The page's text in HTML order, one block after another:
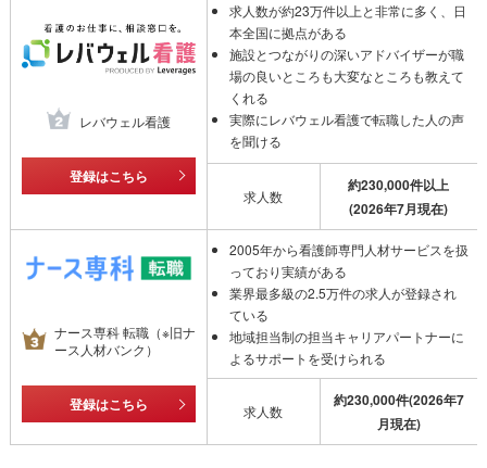
レバウェル看護
登録はこちら
求人数が約23万件以上と非常に多く、日
本全国に拠点がある
施設とつながりの深いアドバイザーが職
場の良いところも大変なところも教えて
くれる
実際にレバウェル看護で転職した人の声
を聞ける
求人数
約230,000件以上
(2026年7月現在)
ナース専科 転職（※旧ナ
ース人材バンク）
登録はこちら
2005年から看護師専門人材サービスを扱
っており実績がある
業界最多級の2.5万件の求人が登録され
ている
地域担当制の担当キャリアパートナーに
よるサポートを受けられる
求人数
約230,000件(2026年7
月現在)